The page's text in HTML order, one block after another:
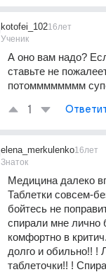
kotofei_102
Ученик
16лет
А оно вам надо?
ставьте не
потомммммммм
1
elena_merkulenko
Знаток
16лет
Медицина далеко
Таблетки совсем-
бойтесь не
спирали мне лично
комфортно в
долго и обильно!! !
таблеточки!! !